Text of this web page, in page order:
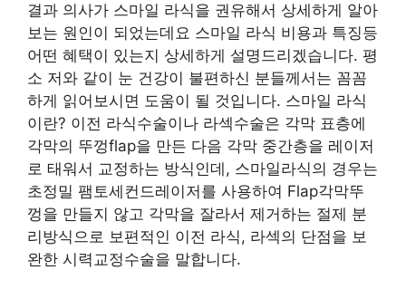
결과 의사가 스마일 라식을 권유해서 상세하게 알아
보는 원인이 되었는데요 스마일 라식 비용과 특징등
어떤 혜택이 있는지 상세하게 설명드리겠습니다. 평
소 저와 같이 눈 건강이 불편하신 분들께서는 꼼꼼
하게 읽어보시면 도움이 될 것입니다. 스마일 라식
이란? 이전 라식수술이나 라섹수술은 각막 표층에
각막의 뚜껑flap을 만든 다음 각막 중간층을 레이저
로 태워서 교정하는 방식인데, 스마일라식의 경우는
초정밀 팸토세컨드레이저를 사용하여 Flap각막뚜
껑을 만들지 않고 각막을 잘라서 제거하는 절제 분
리방식으로 보편적인 이전 라식, 라섹의 단점을 보
완한 시력교정수술을 말합니다.